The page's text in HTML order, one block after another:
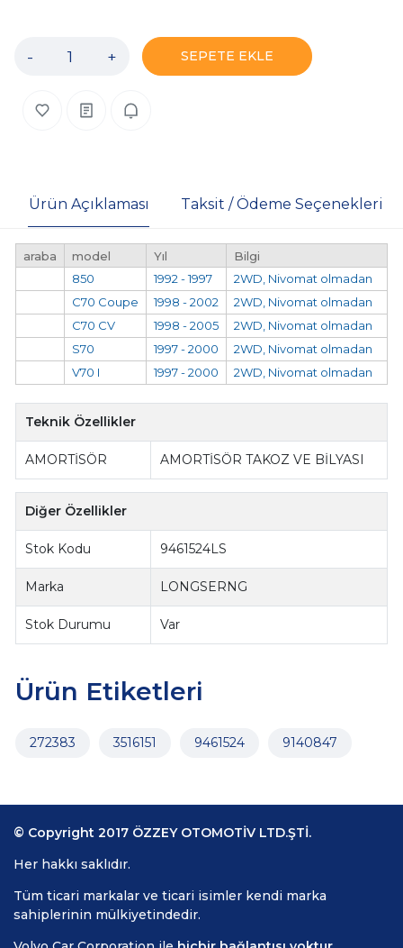
- + SEPETE EKLE
Ürün Açıklaması Taksit / Ödeme Seçenekleri
araba model Yıl
Bilgi
850
1992 - 1997
2WD, Nivomat olmadan
C70 Coupe
1998 - 2002
2WD, Nivomat olmadan
C70 CV
1998 - 2005
2WD, Nivomat olmadan
S70
1997 - 2000
2WD, Nivomat olmadan
V70 I
1997 - 2000 2WD, Nivomat olmadan
Teknik Özellikler
AMORTİSÖR AMORTİSÖR TAKOZ VE BİLYASI
Diğer Özellikler
Stok Kodu 9461524LS
Marka LONGSERNG
Stok Durumu Var
Ürün Etiketleri
272383 3516151 9461524 9140847
© Copyright 2017 ÖZZEY OTOMOTİV LTD.ŞTİ.
Her hakkı saklıdır.
Tüm ticari markalar ve ticari isimler kendi marka
sahiplerinin mülkiyetindedir.